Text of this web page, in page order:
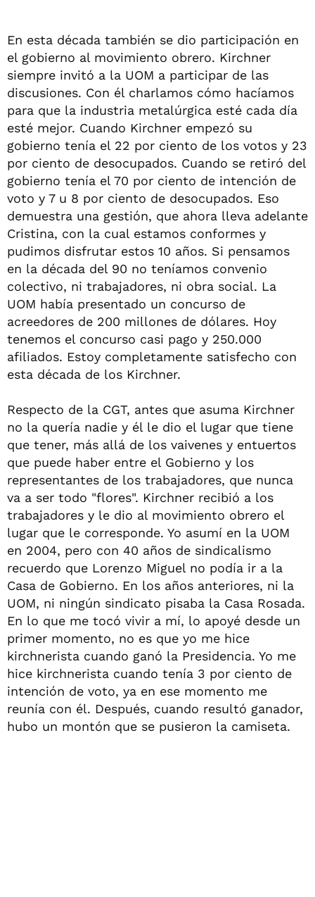
En esta década también se dio participación en
el gobierno al movimiento obrero. Kirchner
siempre invitó a la UOM a participar de las
discusiones. Con él charlamos cómo hacíamos
para que la industria metalúrgica esté cada día
esté mejor. Cuando Kirchner empezó su
gobierno tenía el 22 por ciento de los votos y 23
por ciento de desocupados. Cuando se retiró del
gobierno tenía el 70 por ciento de intención de
voto y 7 u 8 por ciento de desocupados. Eso
demuestra una gestión, que ahora lleva adelante
Cristina, con la cual estamos conformes y
pudimos disfrutar estos 10 años. Si pensamos
en la década del 90 no teníamos convenio
colectivo, ni trabajadores, ni obra social. La
UOM había presentado un concurso de
acreedores de 200 millones de dólares. Hoy
tenemos el concurso casi pago y 250.000
afiliados. Estoy completamente satisfecho con
esta década de los Kirchner.
Respecto de la CGT, antes que asuma Kirchner
no la quería nadie y él le dio el lugar que tiene
que tener, más allá de los vaivenes y entuertos
que puede haber entre el Gobierno y los
representantes de los trabajadores, que nunca
va a ser todo "flores". Kirchner recibió a los
trabajadores y le dio al movimiento obrero el
lugar que le corresponde. Yo asumí en la UOM
en 2004, pero con 40 años de sindicalismo
recuerdo que Lorenzo Miguel no podía ir a la
Casa de Gobierno. En los años anteriores, ni la
UOM, ni ningún sindicato pisaba la Casa Rosada.
En lo que me tocó vivir a mí, lo apoyé desde un
primer momento, no es que yo me hice
kirchnerista cuando ganó la Presidencia. Yo me
hice kirchnerista cuando tenía 3 por ciento de
intención de voto, ya en ese momento me
reunía con él. Después, cuando resultó ganador,
hubo un montón que se pusieron la camiseta.